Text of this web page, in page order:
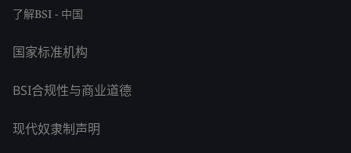
了解BSI - 中国
国家标准机构
BSI合规性与商业道德
现代奴隶制声明